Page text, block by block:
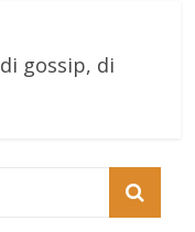
gossip, di